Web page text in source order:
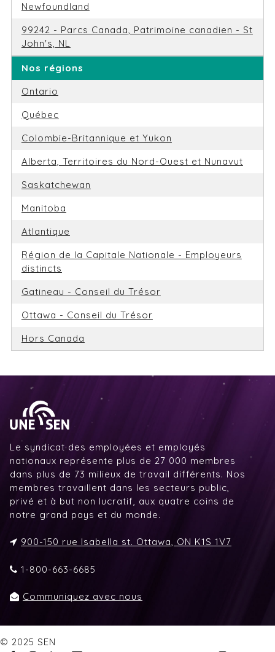
Newfoundland
99242 - Parcs Canada, Patrimoine canadien - St
John's, NL
Nos régions
Ontario
Québec
Colombie-Britannique et Yukon
Alberta, Territoires du Nord-Ouest et Nunavut
Saskatchewan
Manitoba
Atlantique
Région de la Capitale Nationale - Employeurs
distincts
Gatineau - Conseil du Trésor
Ottawa - Conseil du Trésor
Hors Canada
Le syndicat des employées et employés
nationaux représente plus de 27 000 membres
dans plus de 73 milieux de travail différents. Nos
membres travaillent dans les secteurs public,
privé et à but non lucratif, aux quatre coins de
notre grand pays et du monde.
900-150 rue Isabella st. Ottawa, ON K1S 1V7
1-800-663-6685
Communiquez avec nous
© 2025 SEN